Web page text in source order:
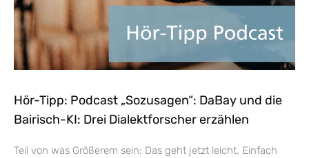
Hör-Tipp: Podcast „Sozusagen“: DaBay und die
Bairisch-KI: Drei Dialektforscher erzählen
Teil von was Größerem sein: Das geht jetzt leicht. Einfach